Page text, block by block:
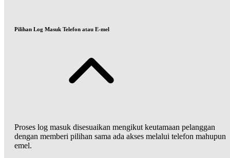
Pilihan Log Masuk Telefon atau E-mel
Proses log masuk disesuaikan mengikut keutamaan pelanggan
dengan memberi pilihan sama ada akses melalui telefon mahupun
emel.